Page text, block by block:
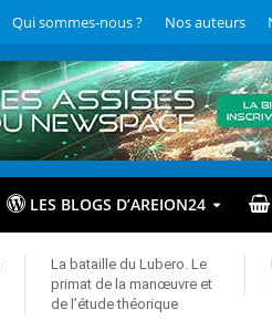
Qui sommes-nous ? Nos auteurs
LES BLOGS D’AREION24
La bataille du Lubero. Le
primat de la manœuvre et
de l’étude théorique